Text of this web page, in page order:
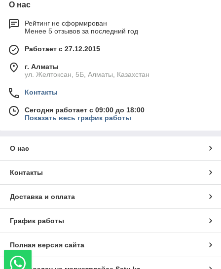
О нас
Рейтинг не сформирован
Менее 5 отзывов за последний год
Работает с 27.12.2015
г. Алматы
ул. Желтоксан, 5Б, Алматы, Казахстан
Контакты
Сегодня работает с 09:00 до 18:00
Показать весь график работы
О нас
Контакты
Доставка и оплата
График работы
Полная версия сайта